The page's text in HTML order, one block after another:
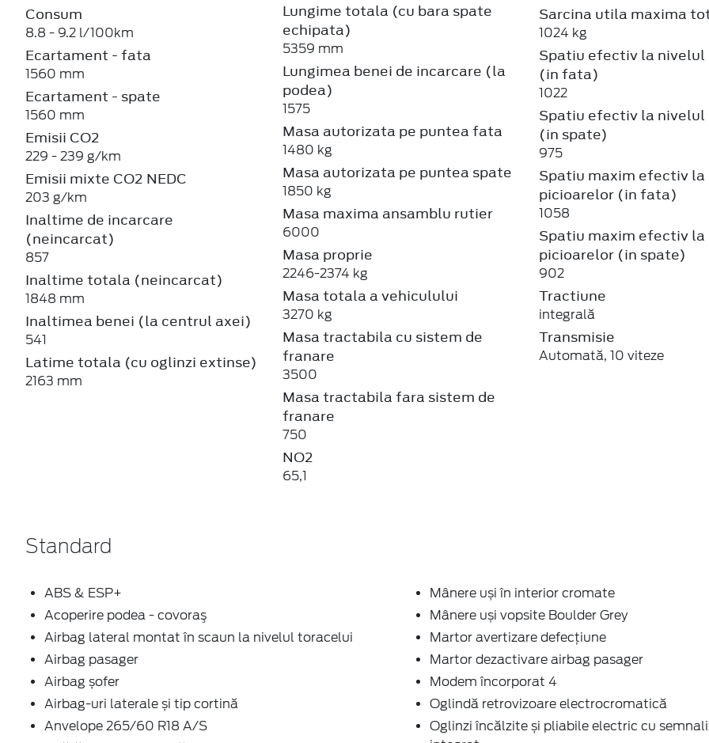
Consum
8.8 - 9.2 l/100km
Ecartament - fata
1560 mm
Ecartament - spate
1560 mm
Emisii CO2
229 - 239 g/km
Emisii mixte CO2 NEDC
203 g/km
Inaltime de incarcare
(neincarcat)
857
Inaltime totala (neincarcat)
1848 mm
Inaltimea benei (la centrul axei)
541
Latime totala (cu oglinzi extinse)
2163 mm
Lungime totala (cu bara spate
echipata)
5359 mm
Lungimea benei de incarcare (la
podea)
1575
Masa autorizata pe puntea fata
1480 kg
Masa autorizata pe puntea spate
1850 kg
Masa maxima ansamblu rutier
6000
Masa proprie
2246-2374 kg
Masa totala a vehiculului
3270 kg
Masa tractabila cu sistem de
franare
3500
Masa tractabila fara sistem de
franare
750
NO2
65,1
Sarcina utila maxima
1024 kg
Spatiu efectiv la nivelul
(in fata)
1022
Spatiu efectiv la nivelul
(in spate)
975
Spatiu maxim efectiv
picioarelor (in fata)
1058
Spatiu maxim efectiv
picioarelor (in spate)
902
Tractiune
integrală
Transmisie
Automată, 10 viteze
Standard
ABS & ESP+
Acoperire podea - covoraş
Airbag lateral montat în scaun la nivelul toracelui
Airbag pasager
Airbag șofer
Airbag-uri laterale și tip cortină
Anvelope 265/60 R18 A/S
Mânere uși în interior cromate
Mânere uși vopsite Boulder Grey
Martor avertizare defecțiune
Martor dezactivare airbag pasager
Modem încorporat 4
Oglindă retrovizoare electrocromatică
Oglinzi încălzite și pliabile electric cu